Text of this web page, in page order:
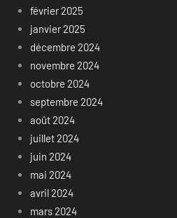
février 2025
janvier 2025
décembre 2024
novembre 2024
octobre 2024
septembre 2024
août 2024
juillet 2024
juin 2024
mai 2024
avril 2024
mars 2024